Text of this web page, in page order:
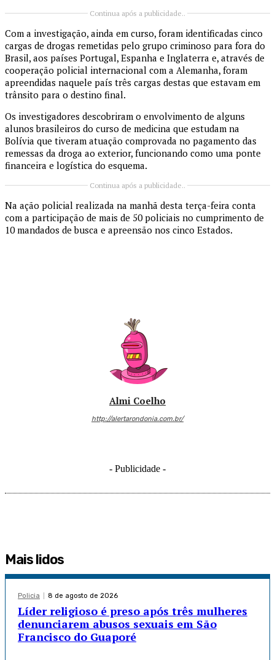
Continua após a publicidade..
Com a investigação, ainda em curso, foram identificadas cinco
cargas de drogas remetidas pelo grupo criminoso para fora do
Brasil, aos países Portugal, Espanha e Inglaterra e, através de
cooperação policial internacional com a Alemanha, foram
apreendidas naquele país três cargas destas que estavam em
trânsito para o destino final.
Os investigadores descobriram o envolvimento de alguns
alunos brasileiros do curso de medicina que estudam na
Bolívia que tiveram atuação comprovada no pagamento das
remessas da droga ao exterior, funcionando como uma ponte
financeira e logística do esquema.
Continua após a publicidade..
Na ação policial realizada na manhã desta terça-feira conta
com a participação de mais de 50 policiais no cumprimento de
10 mandados de busca e apreensão nos cinco Estados.
Almi Coelho
http://alertarondonia.com.br/
- Publicidade -
Mais lidos
Policia 8 de agosto de 2026
Líder religioso é preso após três mulheres
denunciarem abusos sexuais em São
Francisco do Guaporé